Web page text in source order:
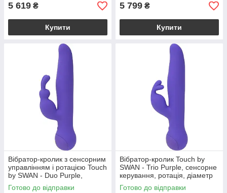
5 619 ₴
Купити
5 799 ₴
Купити
Вібратор-кролик з сенсорним
управлінням і ротацією Touch
by SWAN - Duo Purple,
глибока вібрація
Готово до відправки
Вібратор-кролик Touch by
SWAN - Trio Purple, сенсорне
керування, ротація, діаметр
3,8 см
Готово до відправки